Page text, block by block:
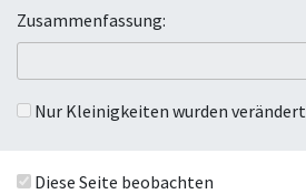
Zusammenfassung:
Nur Kleinigkeiten wurden verändert
Diese Seite beobachten